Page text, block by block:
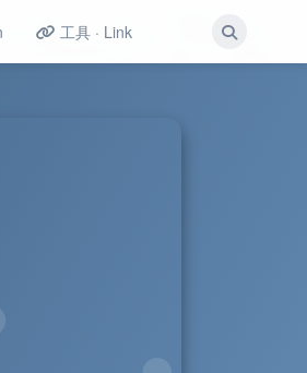
工具 · Link